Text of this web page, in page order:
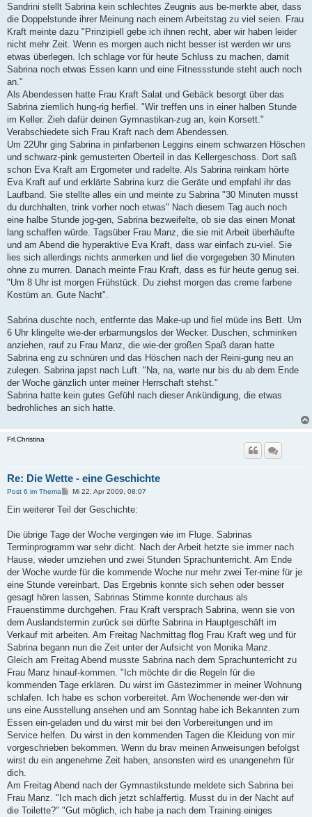
Sandrini stellt Sabrina kein schlechtes Zeugnis aus be-merkte aber, dass
die Doppelstunde ihrer Meinung nach einem Arbeitstag zu viel seien. Frau
Kraft meinte dazu "Prinzipiell gebe ich ihnen recht, aber wir haben leider
nicht mehr Zeit. Wenn es morgen auch nicht besser ist werden wir uns
etwas überlegen. Ich schlage vor für heute Schluss zu machen, damit
Sabrina noch etwas Essen kann und eine Fitnessstunde steht auch noch
an."
Als Abendessen hatte Frau Kraft Salat und Gebäck besorgt über das
Sabrina ziemlich hung-rig herfiel. "Wir treffen uns in einer halben Stunde
im Keller. Zieh dafür deinen Gymnastikan-zug an, kein Korsett."
Verabschiedete sich Frau Kraft nach dem Abendessen.
Um 22Uhr ging Sabrina in pinfarbenen Leggins einem schwarzen Höschen
und schwarz-pink gemusterten Oberteil in das Kellergeschoss. Dort saß
schon Eva Kraft am Ergometer und radelte. Als Sabrina reinkam hörte
Eva Kraft auf und erklärte Sabrina kurz die Geräte und empfahl ihr das
Laufband. Sie stellte alles ein und meinte zu Sabrina "30 Minuten musst
du durchhalten, trink vorher noch etwas" Nach diesem Tag auch noch
eine halbe Stunde jog-gen, Sabrina bezweifelte, ob sie das einen Monat
lang schaffen würde. Tagsüber Frau Manz, die sie mit Arbeit überhäufte
und am Abend die hyperaktive Eva Kraft, dass war einfach zu-viel. Sie
lies sich allerdings nichts anmerken und lief die vorgegeben 30 Minuten
ohne zu murren. Danach meinte Frau Kraft, dass es für heute genug sei.
"Um 8 Uhr ist morgen Frühstück. Du ziehst morgen das creme farbene
Kostüm an. Gute Nacht".
Sabrina duschte noch, entfernte das Make-up und fiel müde ins Bett. Um
6 Uhr klingelte wie-der erbarmungslos der Wecker. Duschen, schminken
anziehen, rauf zu Frau Manz, die wie-der großen Spaß daran hatte
Sabrina eng zu schnüren und das Höschen nach der Reini-gung neu an
zulegen. Sabrina japst nach Luft. "Na, na, warte nur bis du ab dem Ende
der Woche gänzlich unter meiner Herrschaft stehst."
Sabrina hatte kein gutes Gefühl nach dieser Ankündigung, die etwas
bedrohliches an sich hatte.
Frl.Christina
Re: Die Wette - eine Geschichte
Post 6 im Thema
B
i
a
Mi 22. Apr 2009, 08:07
Ein weiterer Teil der Geschichte:
Die übrige Tage der Woche vergingen wie im Fluge. Sabrinas
Terminprogramm war sehr dicht. Nach der Arbeit hetzte sie immer nach
Hause, wieder umziehen und zwei Stunden Sprachunterricht. Am Ende
der Woche wurde für die kommende Woche nur mehr zwei Ter-mine für je
eine Stunde vereinbart. Das Ergebnis konnte sich sehen oder besser
gesagt hören lassen, Sabrinas Stimme konnte durchaus als
Frauenstimme durchgehen. Frau Kraft versprach Sabrina, wenn sie von
dem Auslandstermin zurück sei dürfte Sabrina in Hauptgeschäft im
Verkauf mit arbeiten. Am Freitag Nachmittag flog Frau Kraft weg und für
Sabrina begann nun die Zeit unter der Aufsicht von Monika Manz.
Gleich am Freitag Abend musste Sabrina nach dem Sprachunterricht zu
Frau Manz hinauf-kommen. "Ich möchte dir die Regeln für die
kommenden Tage erklären. Du wirst im Gästezimmer in meiner Wohnung
schlafen. Ich habe es schon vorbereitet. Am Wochenende wer-den wir
uns eine Ausstellung ansehen und am Sonntag habe ich Bekannten zum
Essen ein-geladen und du wirst mir bei den Vorbereitungen und im
Service helfen. Du wirst in den kommenden Tagen die Kleidung von mir
vorgeschrieben bekommen. Wenn du brav meinen Anweisungen befolgst
wirst du ein angenehme Zeit haben, ansonsten wird es unangenehm für
dich.
Am Freitag Abend nach der Gymnastikstunde meldete sich Sabrina bei
Frau Manz. "Ich mach dich jetzt schlaffertig. Musst du in der Nacht auf
die Toilette?" "Gut möglich, ich habe ja nach dem Training einiges